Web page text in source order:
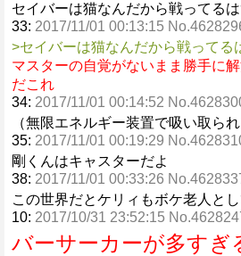
セイバーは猫なんだから戦ってるは
33: 2017/11/01 00:13:15
>セイバーは猫なんだから戦ってる
マスターの自覚がないまま勝手に
だこれ
34: 2017/11/01 00:14:52
（無限エネルギー装置で吸い取られ
35: 2017/11/01 00:19:29
剛くんはキャスターだよ
38: 2017/11/01 00:33:26
この世界だとケリィもボケ老人と
10: 2017/10/31 23:52:15
バーサーカーが多すぎ